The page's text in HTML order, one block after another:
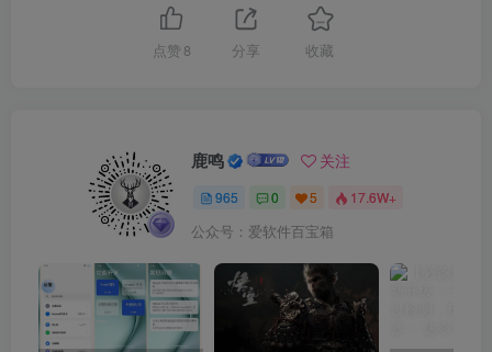
点赞 8 分享 收藏
鹿鸣 关注
965 0 5 17.6W+
公众号：爱软件百宝箱